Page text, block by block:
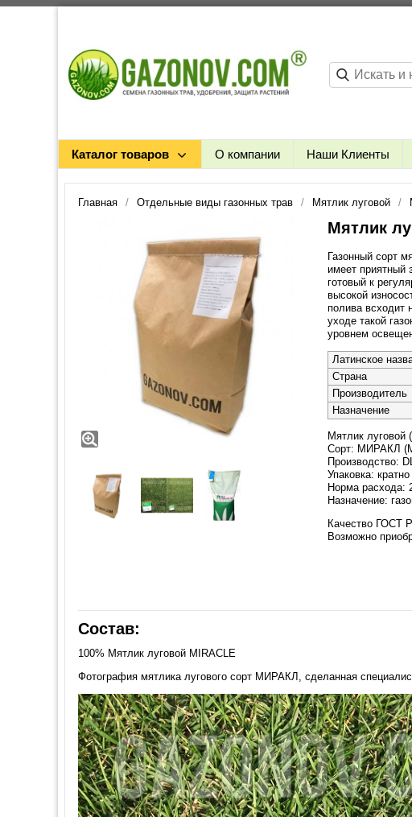
Каталог товаров О компании Наши Клиенты
Главная Отдельные виды газонных трав Мятлик луговой
Мятлик
Газонный сорт
имеет приятный
готовый к
высокой
полива всходит
уходе такой
уровнем
Латинское
Страна
Производитель
Назначение
Мятлик луговой
Сорт: МИРАКЛ
Производство:
Упаковка: кратно
Норма расхода:
Назначение:
Качество ГОСТ
Возможно
Состав:
100% Мятлик луговой MIRACLE
Фотография мятлика лугового сорт МИРАКЛ, сделанная